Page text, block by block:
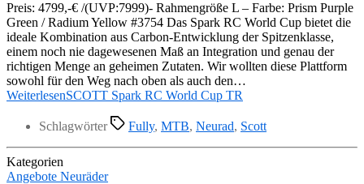
Preis: 4799,-€ /(UVP:7999)- Rahmengröße L – Farbe: Prism Purple
Green / Radium Yellow #3754 Das Spark RC World Cup bietet die
ideale Kombination aus Carbon-Entwicklung der Spitzenklasse,
einem noch nie dagewesenen Maß an Integration und genau der
richtigen Menge an geheimen Zutaten. Wir wollten diese Plattform
sowohl für den Weg nach oben als auch den…
WeiterlesenSCOTT Spark RC World Cup TR
Schlagwörter Fully, MTB, Neurad, Scott
Kategorien
Angebote Neuräder